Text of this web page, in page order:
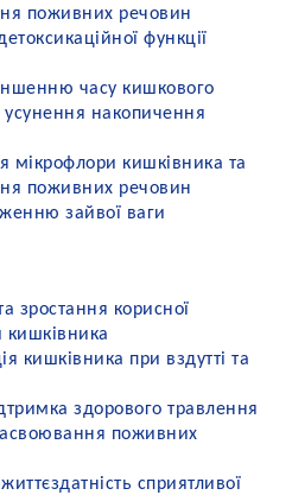
поживних речовин
функції
часу кишкового
усунення накопичення
мікрофлори кишківника та
поживних речовин
зайвої ваги
зростання корисної
кишківника
кишківника при вздутті та
здорового травлення
поживних
сприятливої